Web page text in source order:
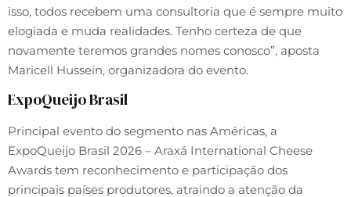
isso, todos recebem uma consultoria que é sempre muito
elogiada e muda realidades. Tenho certeza de que
novamente teremos grandes nomes conosco”, aposta
Maricell Hussein, organizadora do evento.
ExpoQueijo Brasil
Principal evento do segmento nas Américas, a
ExpoQueijo Brasil 2026 – Araxá International Cheese
Awards tem reconhecimento e participação dos
principais países produtores, atraindo a atenção da